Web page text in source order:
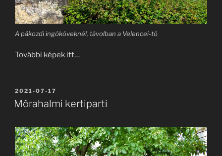
A pákozdi ingóköveknél, távolban a Velencei-tó
További képek itt…
BEKÜLDVE:
2021-07-17
Mórahalmi kertiparti